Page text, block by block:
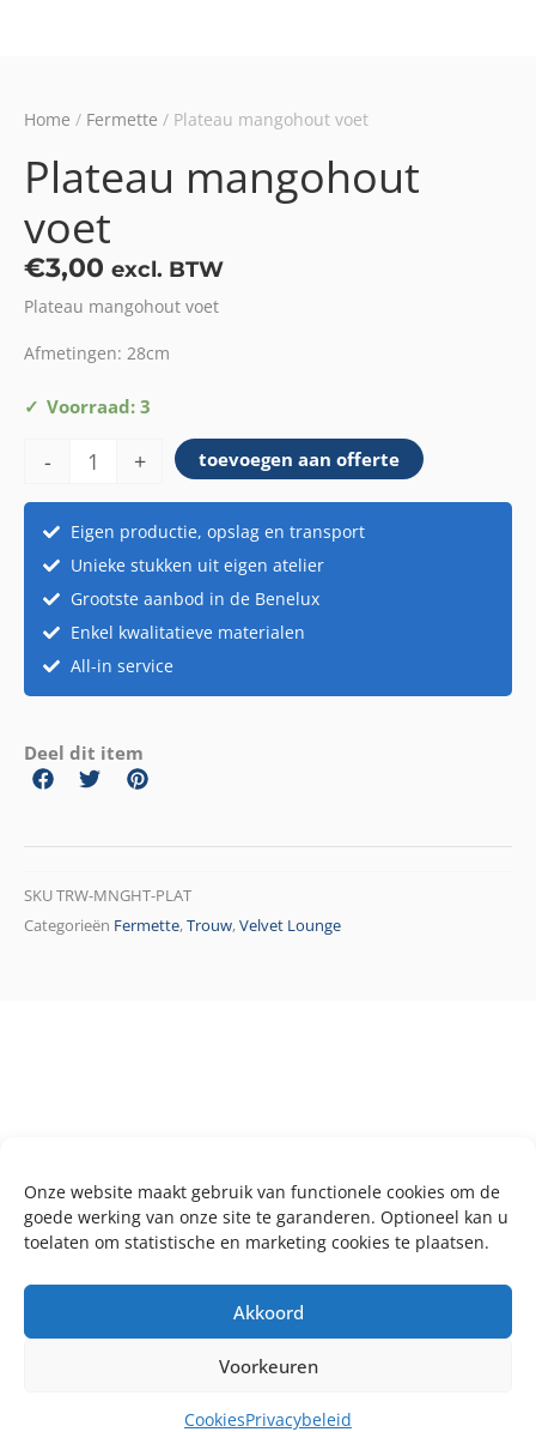
Onze website maakt gebruik van functionele cookies om de
goede werking van onze site te garanderen. Optioneel kan u
toelaten om statistische en marketing cookies te plaatsen.
Akkoord
Voorkeuren
CookiesPrivacybeleid
Home / Fermette / Plateau mangohout voet
Plateau mangohout
voet
€3,00 excl. BTW
Plateau mangohout voet
Afmetingen: 28cm
Voorraad: 3
-
Plateau
voet
+ toevoegen aan offerte
Eigen productie, opslag en transport
Unieke stukken uit eigen atelier
Grootste aanbod in de Benelux
Enkel kwalitatieve materialen
All-in service
Deel dit item
SKUTRW-MNGHT-PLAT
Categorieën Fermette,Trouw,Velvet Lounge